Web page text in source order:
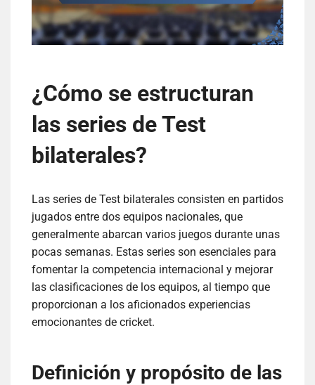
¿Cómo se estructuran
las series de Test
bilaterales?
Las series de Test bilaterales consisten en partidos
jugados entre dos equipos nacionales, que
generalmente abarcan varios juegos durante unas
pocas semanas. Estas series son esenciales para
fomentar la competencia internacional y mejorar
las clasificaciones de los equipos, al tiempo que
proporcionan a los aficionados experiencias
emocionantes de cricket.
Definición y propósito de las